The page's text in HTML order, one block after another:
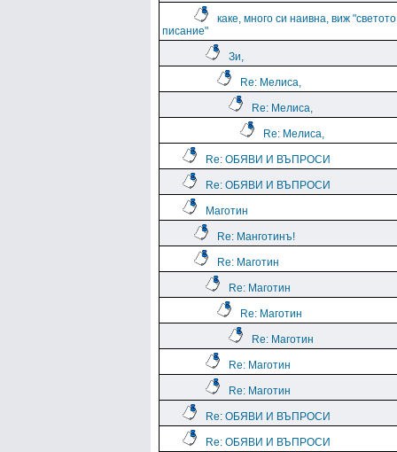
каке, много си наивна, виж "светото
писание"
Зи,
Re: Мелиса,
Re: Мелиса,
Re: Мелиса,
Re: ОБЯВИ И ВЪПРОСИ
Re: ОБЯВИ И ВЪПРОСИ
Маготин
Re: Манготинъ!
Re: Маготин
Re: Маготин
Re: Маготин
Re: Маготин
Re: Маготин
Re: Маготин
Re: ОБЯВИ И ВЪПРОСИ
Re: ОБЯВИ И ВЪПРОСИ